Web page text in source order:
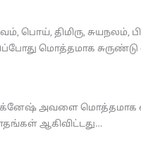
பொய், திமிரு, சுயநலம்,
மொத்தமாக சுருண்டு
அவளை மொத்தமாக
ஆகிவிட்டது…